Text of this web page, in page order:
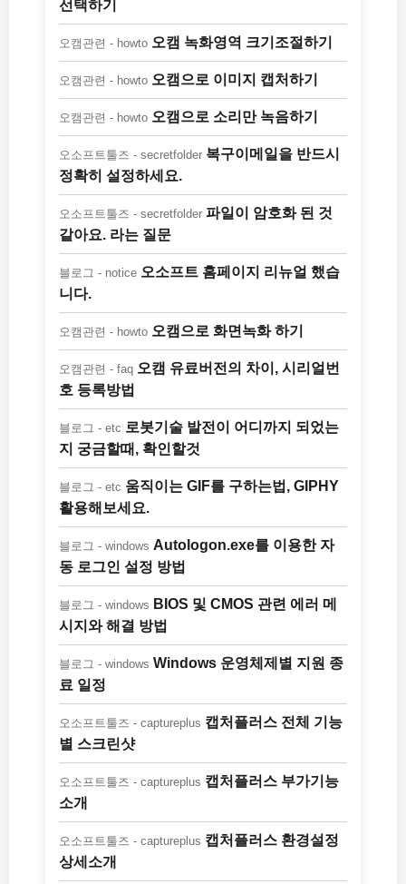
선택하기
오캠관련 - howto 오캠 녹화영역 크기조절하기
오캠관련 - howto 오캠으로 이미지 캡처하기
오캠관련 - howto 오캠으로 소리만 녹음하기
오소프트툴즈 - secretfolder 복구이메일을 반드시
정확히 설정하세요.
오소프트툴즈 - secretfolder 파일이 암호화 된 것
같아요. 라는 질문
블로그 - notice 오소프트 홈페이지 리뉴얼 했습
니다.
오캠관련 - howto 오캠으로 화면녹화 하기
오캠관련 - faq 오캠 유료버전의 차이, 시리얼번
호 등록방법
블로그 - etc 로봇기술 발전이 어디까지 되었는
지 궁금할때, 확인할것
블로그 - etc 움직이는 GIF를 구하는법, GIPHY
활용해보세요.
블로그 - windows Autologon.exe를 이용한 자
동 로그인 설정 방법
블로그 - windows BIOS 및 CMOS 관련 에러 메
시지와 해결 방법
블로그 - windows Windows 운영체제별 지원 종
료 일정
오소프트툴즈 - captureplus 캡처플러스 전체 기능
별 스크린샷
오소프트툴즈 - captureplus 캡처플러스 부가기능
소개
오소프트툴즈 - captureplus 캡처플러스 환경설정
상세소개